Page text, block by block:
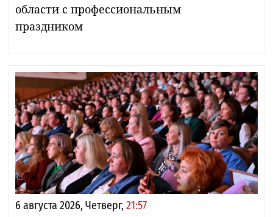
области с профессиональным
праздником
6 августа 2026, Четверг, 21:57